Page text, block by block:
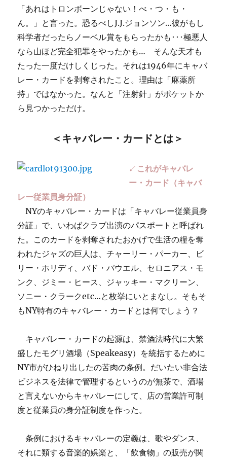
（後
編）
へ
「あれはトロンボーンじゃない！べ・つ・も・
ん。」と言った。恐るべしJ.J.ジョンソン…彼がもし
科学者だったらノーベル賞をもらったかも･･･極悪人
なら山ほど完全犯罪をやったかも… そんな天才も
たった一度だけしくじった。それは1946年にキャバ
レー・カードを剥奪されたこと。理由は「麻薬所
持」ではなかった。なんと「注射針」がポケットか
ら見つかっただけ。
＜キャバレー・カードとは＞
↙ これがキャバレ
ー・カード（キャバ
レー従業員身分証）
NYのキャバレー・カードは「キャバレー従業員身
分証」で、いわばクラブ出演のパスポートと呼ばれ
た。このカードを剥奪されたおかげで生活の糧を奪
われたジャズの巨人は、チャーリー・パーカー、ビ
リー・ホリディ、バド・パウエル、セロニアス・モ
ンク、ジミー・ヒース、ジャッキー・マクリーン、
ソニー・クラークetc…と枚挙にいとまなし。そもそ
もNY特有のキャバレー・カードとは何でしょう？
キャバレー・カードの起源は、禁酒法時代に大繁
盛したモグリ酒場（Speakeasy）を統括するために
NY市がひねり出したの苦肉の条例。だいたい非合法
ビジネスを法律で管理するというのが無茶で、酒場
と言えないからキャバレーにして、店の営業許可制
度と従業員の身分証制度を作った。
条例におけるキャバレーの定義は、歌やダンス、
それに類する音楽的娯楽と、「飲食物」の販売が関